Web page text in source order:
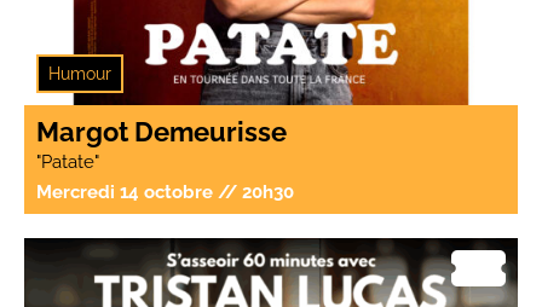
Humour
Margot Demeurisse
"Patate"
Mercredi 14 octobre // 20h30